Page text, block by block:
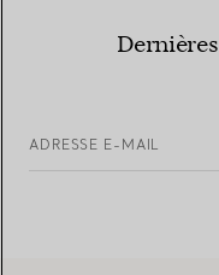
ADRESSE E-MAIL